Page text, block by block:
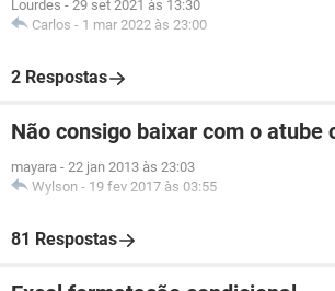
Lourdes - 29 set 2021 às 13:30
Carlos - 1 mar 2022 às 23:00
2 Respostas
Não consigo baixar com o atube
mayara - 22 jan 2013 às 23:03
Wylson - 19 fev 2017 às 03:55
81 Respostas